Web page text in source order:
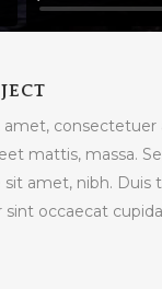
mattis, massa.
amet, nibh. Duis
sint occaecat